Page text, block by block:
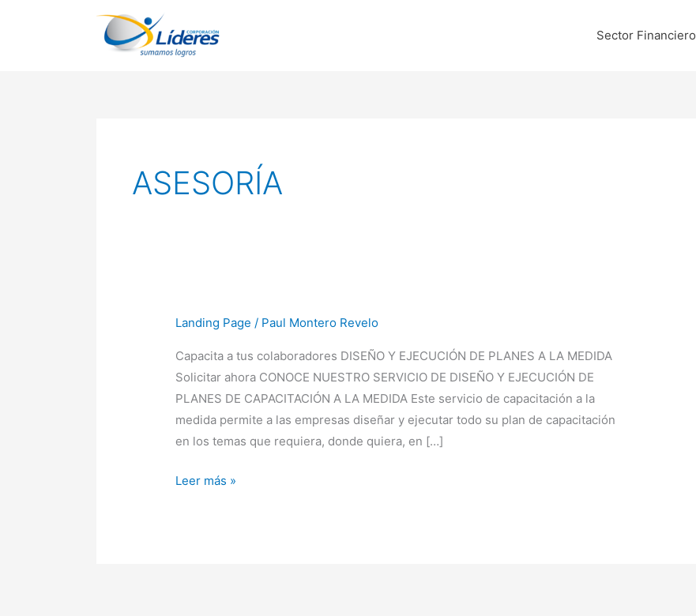
Sector Financiero
ASESORÍA
Landing Page / Paul Montero Revelo
Capacita a tus colaboradores DISEÑO Y EJECUCIÓN DE PLANES A LA MEDIDA
Solicitar ahora CONOCE NUESTRO SERVICIO DE DISEÑO Y EJECUCIÓN DE
PLANES DE CAPACITACIÓN A LA MEDIDA Este servicio de capacitación a la
medida permite a las empresas diseñar y ejecutar todo su plan de capacitación
en los temas que requiera, donde quiera, en […]
Plan
Capacitación
Leer más »